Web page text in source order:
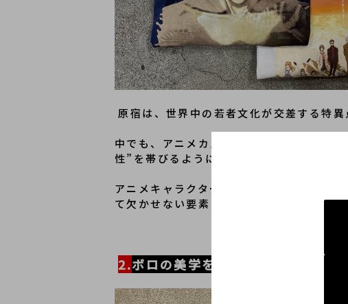
原宿は、世界中の若者文化が交差する特異
中でも、アニメカルチャーはストリート
性”を帯びるようになりました。
アニメキャラクターが見せる“壊れてもな
て欠かせない要素となっています。
2.ボロの美学を体現する2型